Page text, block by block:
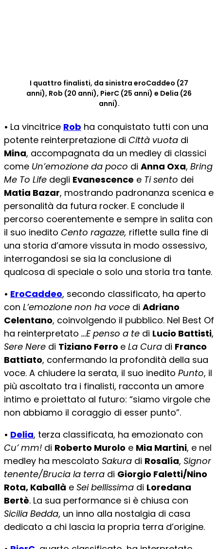
I quattro finalisti, da sinistra eroCaddeo (27
anni), Rob (20 anni), PierC (25 anni) e Delia (26
anni).
• La vincitrice Rob ha conquistato tutti con una
potente reinterpretazione di Città vuota di
Mina, accompagnata da un medley di classici
come Un’emozione da poco di Anna Oxa, Bring
Me To Life degli Evanescence e Ti sento dei
Matia Bazar, mostrando padronanza scenica e
personalità da futura rocker. E conclude il
percorso coerentemente e sempre in salita con
il suo inedito Cento ragazze, riflette sulla fine di
una storia d’amore vissuta in modo ossessivo,
interrogandosi se sia la conclusione di
qualcosa di speciale o solo una storia tra tante.
• EroCaddeo, secondo classificato, ha aperto
con L’emozione non ha voce di Adriano
Celentano, coinvolgendo il pubblico. Nel Best Of
ha reinterpretato …E penso a te di Lucio Battisti,
Sere Nere di Tiziano Ferro e La Cura di Franco
Battiato, confermando la profondità della sua
voce. A chiudere la serata, il suo inedito Punto, il
più ascoltato tra i finalisti, racconta un amore
intimo e proiettato al futuro: “siamo virgole che
non abbiamo il coraggio di esser punto”.
• Delia, terza classificata, ha emozionato con
Cu’ mm! di Roberto Murolo e Mia Martini, e nel
medley ha mescolato Sakura di Rosalía, Signor
tenente/Brucia la terra di Giorgio Faletti/Nino
Rota, Kaballà e Sei bellissima di Loredana
Bertè. La sua performance si è chiusa con
Sicilia Bedda, un inno alla nostalgia di casa
dedicato a chi lascia la propria terra d’origine.